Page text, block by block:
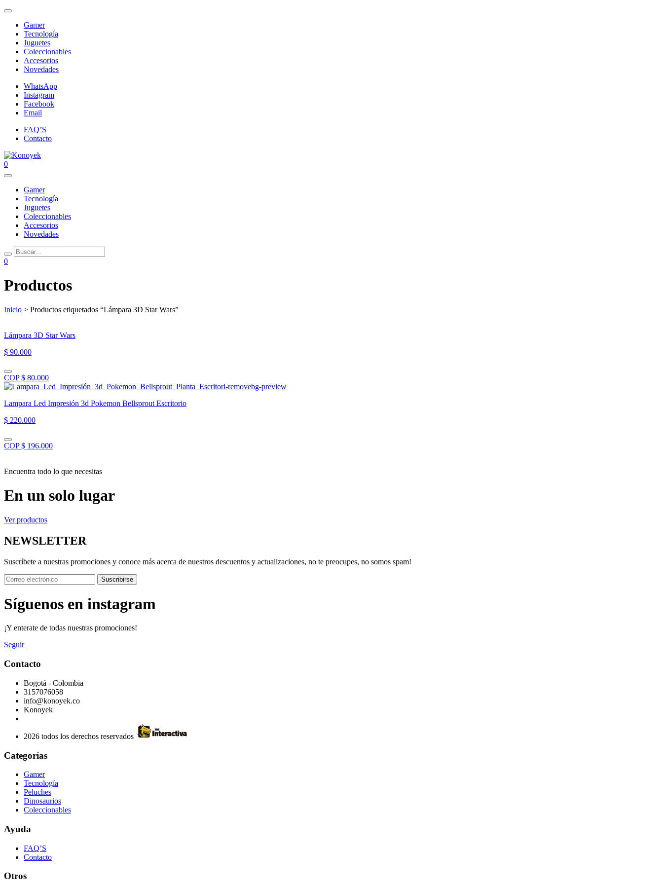
Gamer
Tecnología
Juguetes
Coleccionables
Accesorios
Novedades
WhatsApp
Instagram
Facebook
Email
FAQ’S
Contacto
0
Gamer
Tecnología
Juguetes
Coleccionables
Accesorios
Novedades
0
Productos
Inicio > Productos etiquetados “Lámpara 3D Star Wars”
Lámpara 3D Star Wars
$ 90.000
COP $ 80.000
Lampara Led Impresión 3d Pokemon Bellsprout Escritorio
$ 220.000
COP $ 196.000
Encuentra todo lo que necesitas
En un solo lugar
Ver productos
NEWSLETTER
Suscríbete a nuestras promociones y conoce más acerca de nuestros descuentos y actualizaciones, no te preocupes, no somos spam!
Suscribirse
Síguenos en instagram
¡Y enterate de todas nuestras promociones!
Seguir
Contacto
Bogotá - Colombia
3157076058
info@konoyek.co
Konoyek
2026 todos los derechos reservados
Categorías
Gamer
Tecnología
Peluches
Dinosaurios
Coleccionables
Ayuda
FAQ’S
Contacto
Otros